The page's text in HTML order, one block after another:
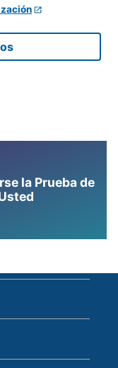
la Prueba de